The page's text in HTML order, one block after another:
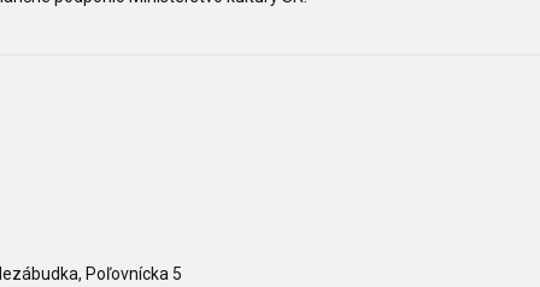
Poľovnícka 5